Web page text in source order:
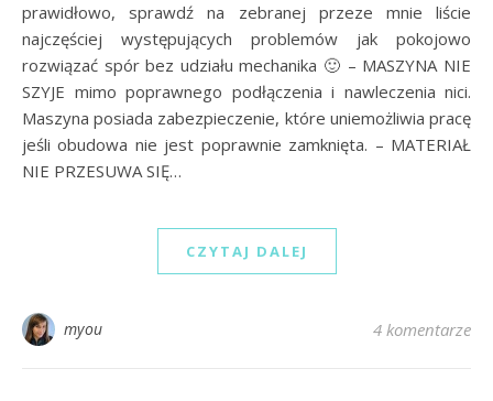
prawidłowo, sprawdź na zebranej przeze mnie liście
najczęściej występujących problemów jak pokojowo
rozwiązać spór bez udziału mechanika 🙂 – MASZYNA NIE
SZYJE mimo poprawnego podłączenia i nawleczenia nici.
Maszyna posiada zabezpieczenie, które uniemożliwia pracę
jeśli obudowa nie jest poprawnie zamknięta. – MATERIAŁ
NIE PRZESUWA SIĘ…
CZYTAJ DALEJ
myou 4 komentarze